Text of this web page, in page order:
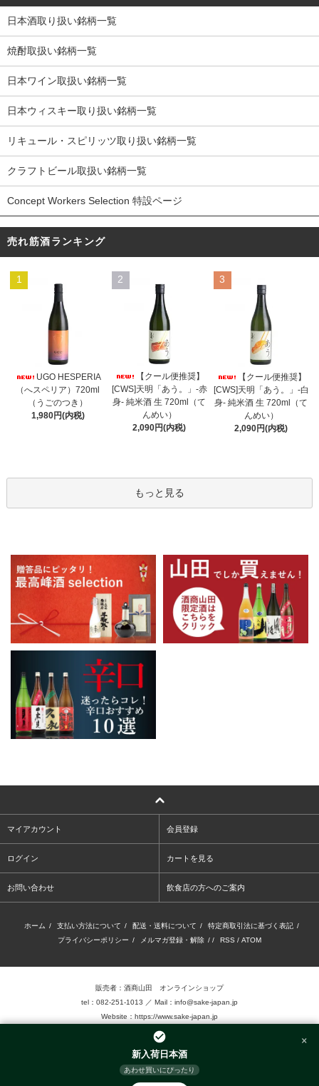
×
新入荷日本酒
あわせ買いにぴったり
日本酒取り扱い銘柄一覧
焼酎取扱い銘柄一覧
日本ワイン取扱い銘柄一覧
日本ウィスキー取り扱い銘柄一覧
リキュール・スピリッツ取り扱い銘柄一覧
クラフトビール取扱い銘柄一覧
Concept Workers Selection 特設ページ
売れ筋酒ランキング
1
UGO HESPERIA
（へスペリア）720ml
（うごのつき）
1,980円(内税)
2
【クール便推奨】
[CWS]天明「あう。」-赤
身- 純米酒 生 720ml（て
んめい）
2,090円(内税)
3
【クール便推奨】
[CWS]天明「あう。」-白
身- 純米酒 生 720ml（て
んめい）
2,090円(内税)
もっと見る
マイアカウント 会員登録
ログイン カートを見る
お問い合わせ 飲食店の方へのご案内
ホーム / 支払い方法について / 配送・送料について / 特定商取引法に基づく表記 /
プライバシーポリシー / メルマガ登録・解除 / / RSS / ATOM
販売者：酒商山田 オンラインショップ
tel：082-251-1013 ／ Mail：info@sake-japan.jp
Website： https://www.sake-japan.jp
未成年者の飲酒は、法律で禁じられています。
当店では、20歳以上の年齢であることを確認 できない場合、お酒を販売致しません。